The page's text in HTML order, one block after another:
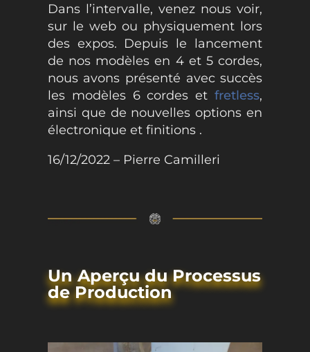
Dans l’intervalle, venez nous voir,
sur le web ou physiquement lors
des expos. Depuis le lancement
de nos modèles en 4 et 5 cordes,
nous avons présenté avec succès
les modèles 6 cordes etfretless,
ainsi que de nouvelles options en
électronique et finitions .
16/12/2022 – Pierre Camilleri
Un Aperçu du Processus
de Production